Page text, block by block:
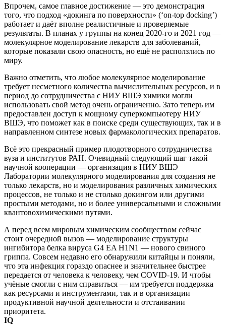
Впрочем, самое главное достижение — это демонстрация
того, что подход «докинга по поверхности» (‘on-top docking’)
работает и даёт вполне реалистичные и проверяемые
результаты. В планах у группы на конец 2020-го и 2021 год —
молекулярное моделирование лекарств для заболеваний,
которые показали свою опасность, но ещё не расползлись по
миру.
Важно отметить, что любое молекулярное моделирование
требует несметного количества вычислительных ресурсов, и в
период до сотрудничества с НИУ ВШЭ химики могли
использовать свой метод очень ограниченно. Зато теперь им
предоставлен доступ к мощному суперкомпьютеру НИУ
ВШЭ, что поможет как в поиске среди существующих, так и в
направленном синтезе новых фармакологических препаратов.
Всё это прекрасный пример плодотворного сотрудничества
вуза и институтов РАН. Очевидный следующий шаг такой
научной кооперации — организация в НИУ ВШЭ
Лаборатории молекулярного моделирования для создания не
только лекарств, но и моделирования различных химических
процессов, не только и не столько докингом или другими
простыми методами, но и более универсальными и сложными
квантовохимическими путями.
А перед всем мировым химическим сообществом сейчас
стоит очередной вызов — моделирование структуры
ингибитора белка вируса G4 EA H1N1 — нового свиного
гриппа. Совсем недавно его обнаружили китайцы и поняли,
что эта инфекция гораздо опаснее и значительнее быстрее
передается от человека к человеку, чем COVID-19. И чтобы
учёные смогли с ним справиться — им требуется поддержка
как ресурсами и инструментами, так и в организации
продуктивной научной деятельности и отстаивании
приоритета.
IQ